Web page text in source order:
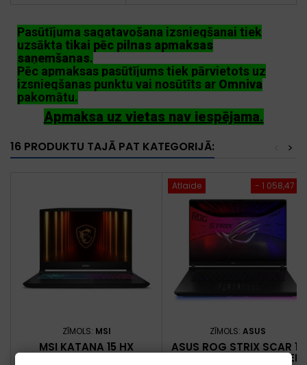
Pasūtījuma sagatavošana izsniegšanai tiek
uzsākta tikai pēc pilnas apmaksas
saņemšanas.
Pēc apmaksas pasūtījums tiek pārvietots uz
izsniegšanas punktu vai nosūtīts ar Omniva
pakomātu.
Apmaksa uz vietas nav iespējama.
16 PRODUKTU TAJĀ PAT KATEGORIJĀ: >
ZĪMOLS: MSI
MSI KATANA 15 HX
- 1 058,47 €
Atlaide
ZĪMOLS: ASUS
ASUS ROG STRIX SCAR 16
G635LX-RW042W INTEL